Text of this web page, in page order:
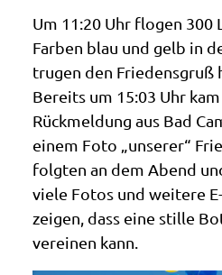
Um 11:20 Uhr flogen 300
Farben blau und gelb in
trugen den Friedensgruß
Bereits um 15:03 Uhr
Rückmeldung aus Bad
einem Foto „unserer“
folgten an dem Abend
viele Fotos und weitere
zeigen, dass eine stille
vereinen kann.